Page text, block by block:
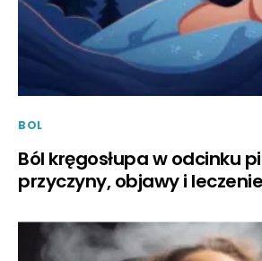
BOL
Ból kręgosłupa w odcinku
przyczyny, objawy i leczenie